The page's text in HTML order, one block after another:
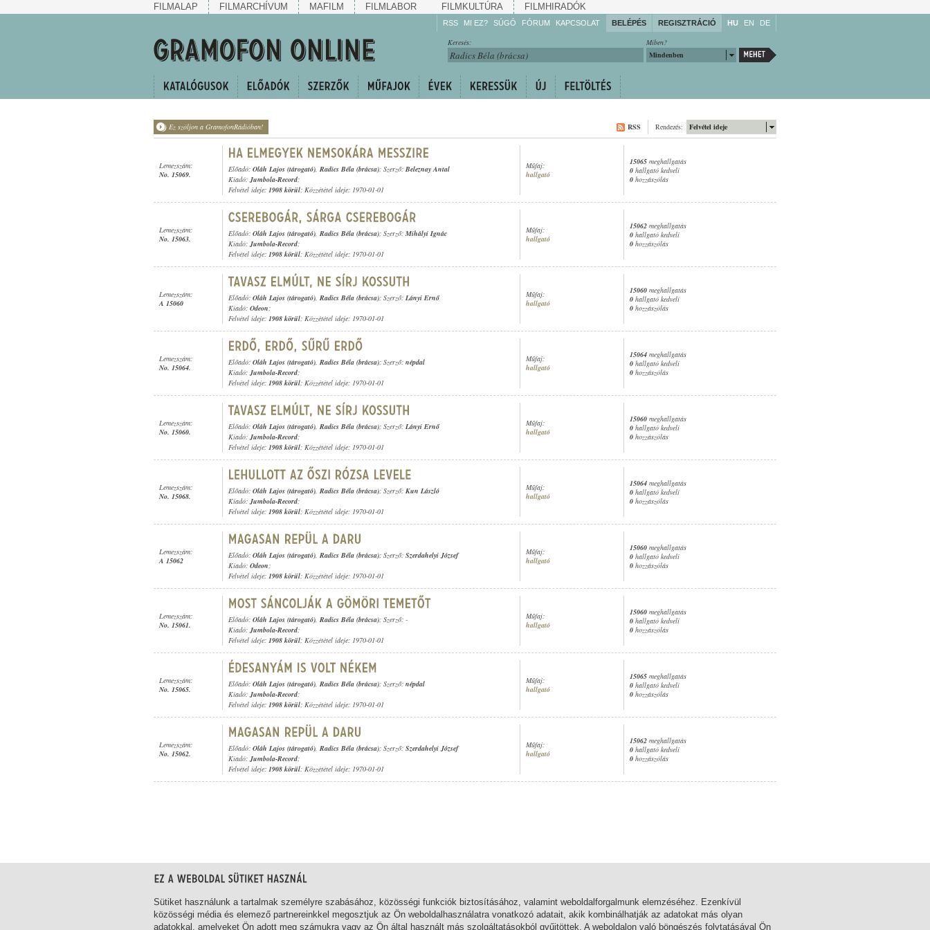
FILMALAP FILMARCHÍVUM MAFILM FILMLABOR FILMKULTÚRA FILMHIRADÓK
RSS MI EZ? SÚGÓ
Gyarapítsa!
Kövesse!
FÓRUM KAPCSOLAT BELÉPÉS REGISZTRÁCIÓ HU EN DE
Miben?
Mindenben
Keresés:
Ez szóljon a GramofonRádióban! Felvétel ideje
Rendezés:
RSS
Lemezszám:
No. 15069.
Előadó: Oláh Lajos (tárogató), Radics Béla (brácsa); Szerző: Beleznay Antal
Kiadó:Jumbola-Record;
Felvétel ideje: 1908 körül; Közzététel ideje: 1970-01-01
Műfaj:
hallgató
15065 meghallgatás
0 hallgató kedveli
0 hozzászólás
Lemezszám:
No. 15063.
Előadó: Oláh Lajos (tárogató), Radics Béla (brácsa); Szerző: Mihályi Ignác
Kiadó:Jumbola-Record;
Felvétel ideje: 1908 körül; Közzététel ideje: 1970-01-01
Műfaj:
hallgató
15062 meghallgatás
0 hallgató kedveli
0 hozzászólás
Lemezszám:
A 15060
Előadó: Oláh Lajos (tárogató), Radics Béla (brácsa); Szerző: Lányi Ernő
Kiadó: Odeon;
Felvétel ideje: 1908 körül; Közzététel ideje: 1970-01-01
Műfaj:
hallgató
15060 meghallgatás
0 hallgató kedveli
0 hozzászólás
Lemezszám:
No. 15064.
Előadó: Oláh Lajos (tárogató), Radics Béla (brácsa); Szerző: népdal
Kiadó:Jumbola-Record;
Felvétel ideje: 1908 körül; Közzététel ideje: 1970-01-01
Műfaj:
hallgató
15064 meghallgatás
0 hallgató kedveli
0 hozzászólás
Lemezszám:
No. 15060.
Előadó: Oláh Lajos (tárogató), Radics Béla (brácsa); Szerző: Lányi Ernő
Kiadó:Jumbola-Record;
Felvétel ideje: 1908 körül; Közzététel ideje: 1970-01-01
Műfaj:
hallgató
15060 meghallgatás
0 hallgató kedveli
0 hozzászólás
Lemezszám:
No. 15068.
Előadó: Oláh Lajos (tárogató), Radics Béla (brácsa); Szerző: Kun László
Kiadó:Jumbola-Record;
Felvétel ideje: 1908 körül; Közzététel ideje: 1970-01-01
Műfaj:
hallgató
15064 meghallgatás
0 hallgató kedveli
0 hozzászólás
Lemezszám:
A 15062
Előadó: Oláh Lajos (tárogató), Radics Béla (brácsa); Szerző: Szerdahelyi József
Kiadó: Odeon;
Felvétel ideje: 1908 körül; Közzététel ideje: 1970-01-01
Műfaj:
hallgató
15060 meghallgatás
0 hallgató kedveli
0 hozzászólás
Lemezszám:
No. 15061.
Előadó: Oláh Lajos (tárogató), Radics Béla (brácsa); Szerző: -
Kiadó:Jumbola-Record;
Felvétel ideje: 1908 körül; Közzététel ideje: 1970-01-01
Műfaj:
hallgató
15060 meghallgatás
0 hallgató kedveli
0 hozzászólás
Lemezszám:
No. 15065.
Előadó: Oláh Lajos (tárogató), Radics Béla (brácsa); Szerző: népdal
Kiadó:Jumbola-Record;
Felvétel ideje: 1908 körül; Közzététel ideje: 1970-01-01
Műfaj:
hallgató
15065 meghallgatás
0 hallgató kedveli
0 hozzászólás
Lemezszám:
No. 15062.
Előadó: Oláh Lajos (tárogató), Radics Béla (brácsa); Szerző: Szerdahelyi József
Kiadó:Jumbola-Record;
Felvétel ideje: 1908 körül; Közzététel ideje: 1970-01-01
Műfaj:
hallgató
15062 meghallgatás
0 hallgató kedveli
0 hozzászólás
1-10/ összesen 10 találat 1. oldal
Sütiket használunk a tartalmak személyre szabásához, közösségi funkciók biztosításához, valamint weboldalforgalmunk elemzéséhez. Ezenkívül
közösségi média és elemező partnereinkkel megosztjuk az Ön weboldalhasználatra vonatkozó adatait, akik kombinálhatják az adatokat más olyan
adatokkal, amelyeket Ön adott meg számukra vagy az Ön által használt más szolgáltatásokból gyűjtöttek. A weboldalon való böngészés folytatásával Ön